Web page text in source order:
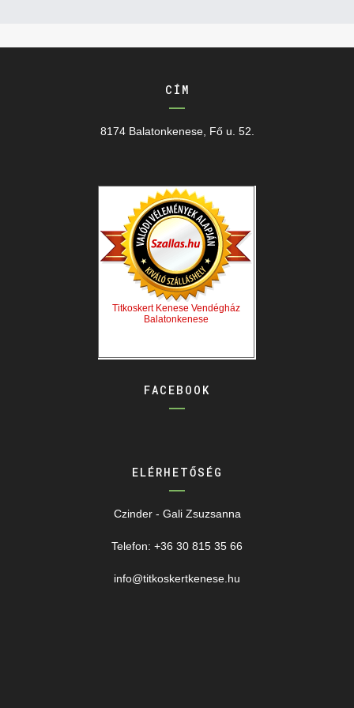
CÍM
8174 Balatonkenese, Fő u. 52.
Titkoskert Kenese Vendégház
Balatonkenese
FACEBOOK
ELÉRHETŐSÉG
Czinder - Gali Zsuzsanna
Telefon: +36 30 815 35 66
info@titkoskertkenese.hu